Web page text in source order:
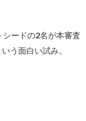
ードの2名が本審査
う面白い試み。